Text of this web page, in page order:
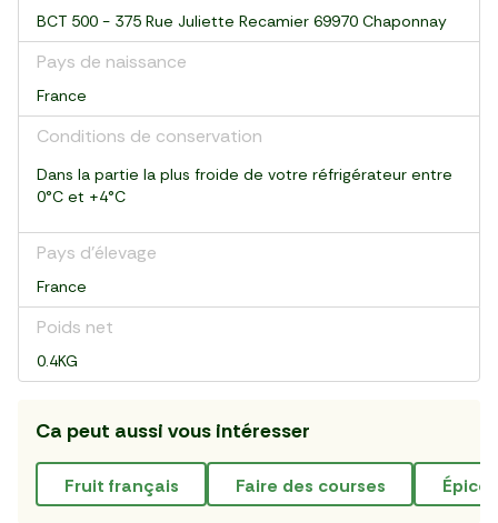
BCT 500 - 375 Rue Juliette Recamier 69970 Chaponnay
Pays de naissance
France
Conditions de conservation
Dans la partie la plus froide de votre réfrigérateur entre
0°C et +4°C
Pays d’élevage
France
Poids net
0.4KG
Ca peut aussi vous intéresser
fruit français faire des courses